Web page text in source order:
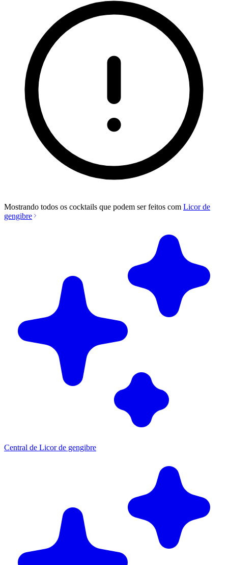
Mostrando todos os cocktails que podem ser feitos com Licor de
gengibre
Central de Licor de gengibre